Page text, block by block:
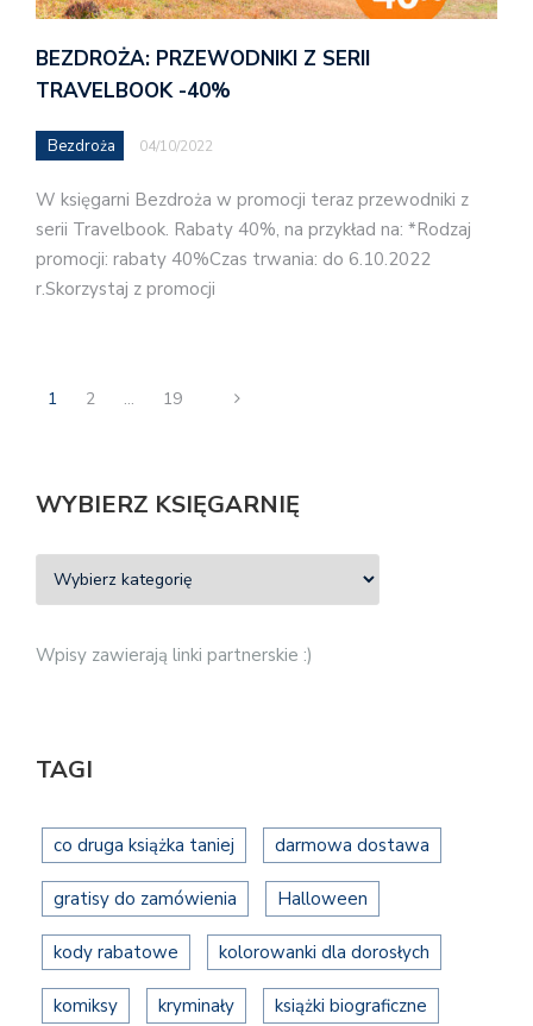
BEZDROŻA: PRZEWODNIKI Z SERII
TRAVELBOOK -40%
Bezdroża 04/10/2022
W księgarni Bezdroża w promocji teraz przewodniki z
serii Travelbook. Rabaty 40%, na przykład na: *Rodzaj
promocji: rabaty 40%Czas trwania: do 6.10.2022
r.Skorzystaj z promocji
1 2 … 19
WYBIERZ KSIĘGARNIĘ
Wpisy zawierają linki partnerskie :)
TAGI
co druga książka taniej darmowa dostawa
gratisy do zamówienia Halloween
kody rabatowe kolorowanki dla dorosłych
komiksy kryminały książki biograficzne